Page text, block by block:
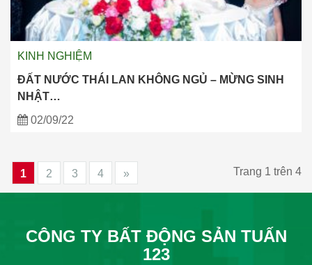
KINH NGHIỆM
ĐẤT NƯỚC THÁI LAN KHÔNG NGỦ – MỪNG SINH
NHẬT…
02/09/22
Trang 1 trên 4
1 2 3 4 »
CÔNG TY BẤT ĐỘNG SẢN TUẤN
123